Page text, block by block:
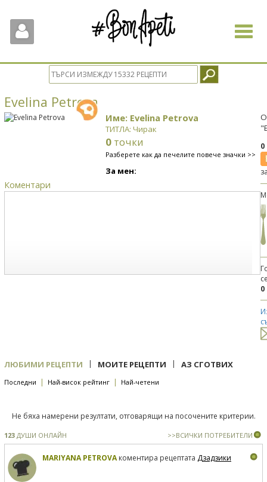
Toggle
Evelina Petrova
Име: Evelina Petrova
ТИТЛА: Чирак
0 точки
Разберете как да печелите повече значки >>
За мен:
Коментари
0
ЛЮБИМИ РЕЦЕПТИ | МОИТЕ РЕЦЕПТИ | АЗ СГОТВИХ
Последни | Най-висок рейтинг | Най-четени
Не бяха намерени резултати, отговарящи на посочените критерии.
123 ДУШИ ОНЛАЙН >>ВСИЧКИ ПОТРЕБИТЕЛИ
MARIYANA PETROVAкоментира рецептата Дзадзики